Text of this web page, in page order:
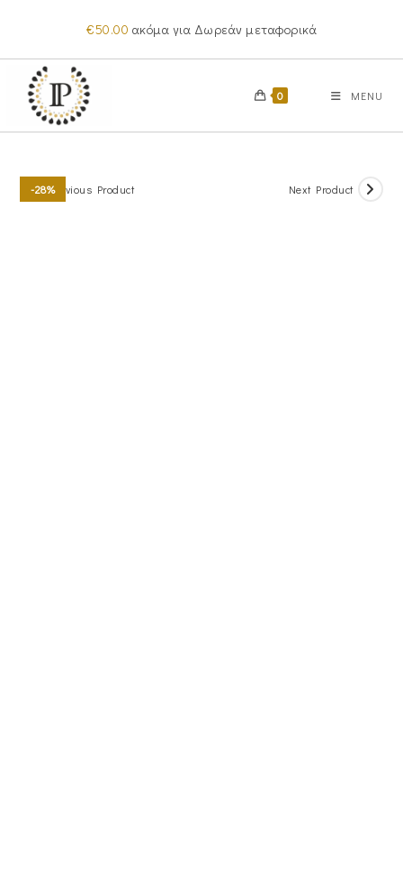
content
€50.00 ακόμα για Δωρεάν μεταφορικά
0 MENU
-28%Previous Product Next Product